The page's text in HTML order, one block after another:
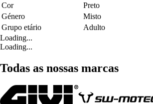
Cor
Preto
Género
Misto
Grupo etário
Adulto
Loading...
Loading...
Todas as nossas marcas